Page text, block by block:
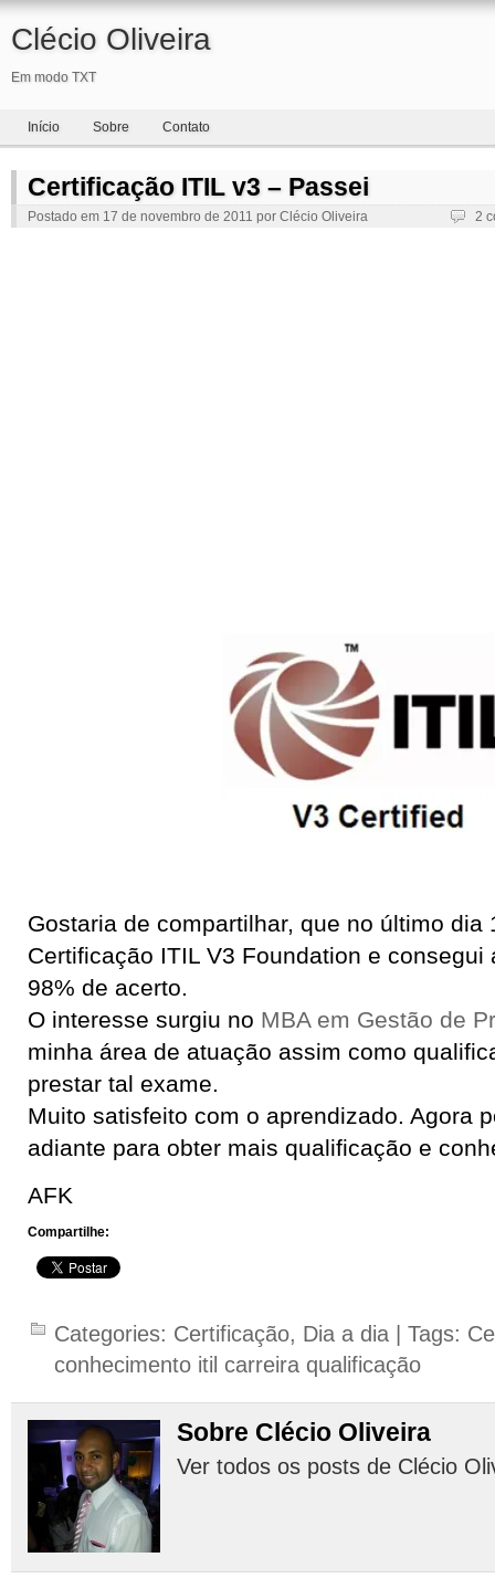
Clécio Oliveira
Em modo TXT
Início Sobre Contato
Certificação ITIL v3 – Passei
Postado em 17 de novembro de 2011 por Clécio Oliveira 2
Gostaria de compartilhar, que no último dia
Certificação ITIL V3 Foundation e consegui
98% de acerto.
O interesse surgiu no MBA em Gestão de
minha área de atuação assim como
prestar tal exame.
Muito satisfeito com o aprendizado. Agora
adiante para obter mais qualificação e
AFK
Compartilhe:
Categories: Certificação, Dia a dia | Tags:
conhecimento itil carreira qualificação
Sobre Clécio Oliveira
Ver todos os posts de Clécio